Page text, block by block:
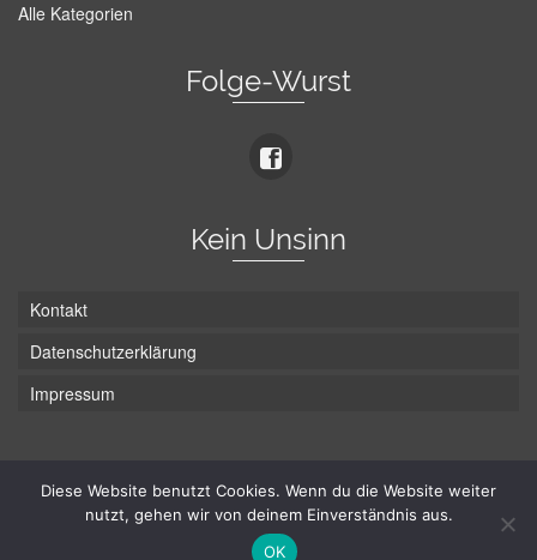
Alle Kategorien
Folge-Wurst
Kein Unsinn
Kontakt
Datenschutzerklärung
Impressum
© Hans-Wurst.net - Gute Laune seit 2005
Diese Website benutzt Cookies. Wenn du die Website weiter
nutzt, gehen wir von deinem Einverständnis aus.
OK